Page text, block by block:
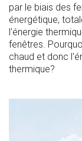
par le biais des
énergétique,
l'énergie
fenêtres.
chaud et donc
thermique?